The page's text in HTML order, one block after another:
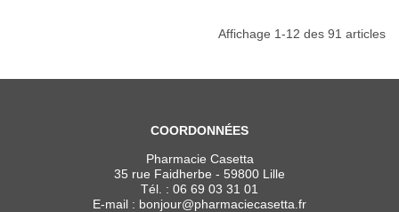
Affichage 1-12 des 91 articles
COORDONNÉES
Pharmacie Casetta
35 rue Faidherbe - 59800 Lille
Tél. : 06 69 03 31 01
E-mail : bonjour@pharmaciecasetta.fr